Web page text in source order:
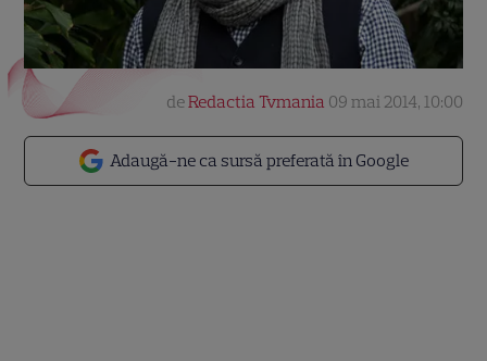
Adaugă-ne ca sursă preferată în Google
deRedactia Tvmania 09 mai 2014, 10:00